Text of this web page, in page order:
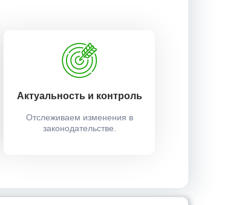
Актуальность и контроль
Отслеживаем изменения в
законодательстве.